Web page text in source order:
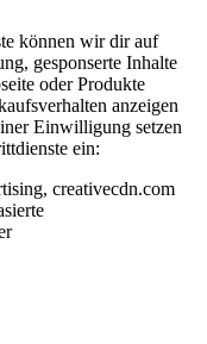
können wir dir auf
gesponserte Inhalte
oder Produkte
anzeigen
Einwilligung setzen
ein:
creativecdn.com